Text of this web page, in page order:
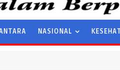
NASIONAL